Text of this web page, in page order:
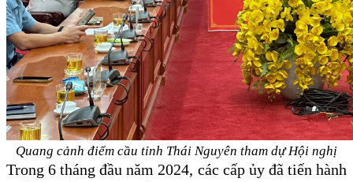
Quang cảnh điểm cầu tỉnh Thái Nguyên tham dự Hội nghị
Trong 6 tháng đầu năm 2024, các cấp ủy đã tiến hành